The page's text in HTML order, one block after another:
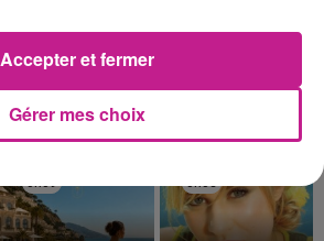
Safe And Sound
0h09
0h09 0h05
0h05
Gérer mes choix
Accepter et fermer